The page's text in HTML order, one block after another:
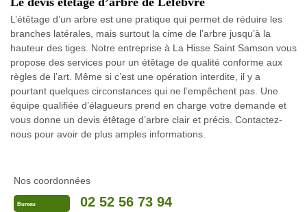
L’étêtage d’un arbre est une pratique qui permet de réduire les
branches latérales, mais surtout la cime de l’arbre jusqu’à la
hauteur des tiges. Notre entreprise à La Hisse Saint Samson vous
propose des services pour un étêtage de qualité conforme aux
règles de l’art. Même si c’est une opération interdite, il y a
pourtant quelques circonstances qui ne l’empêchent pas. Une
équipe qualifiée d’élagueurs prend en charge votre demande et
vous donne un devis étêtage d’arbre clair et précis. Contactez-
nous pour avoir de plus amples informations.
Nos coordonnées
Bureau 02 52 56 73 94